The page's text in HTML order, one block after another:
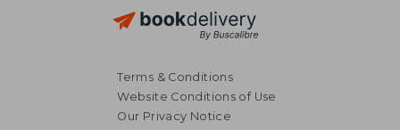
Terms & Conditions
Website Conditions of Use
Our Privacy Notice